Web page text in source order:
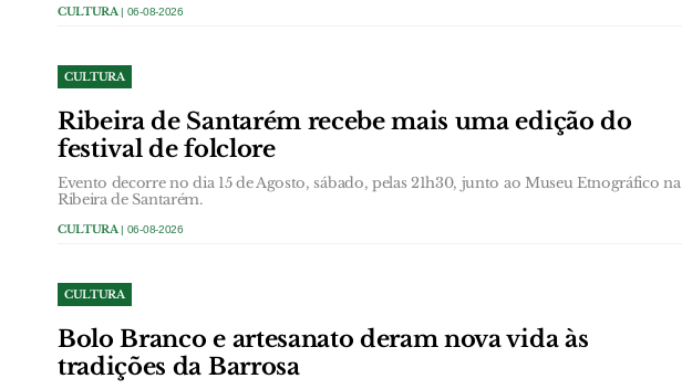
CULTURA | 06-08-2026
CULTURA
Ribeira de Santarém recebe mais uma edição do
festival de folclore
Evento decorre no dia 15 de Agosto, sábado, pelas 21h30, junto ao Museu Etnográfico na
Ribeira de Santarém.
CULTURA | 06-08-2026
CULTURA
Bolo Branco e artesanato deram nova vida às
tradições da Barrosa